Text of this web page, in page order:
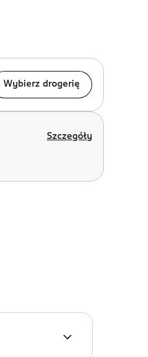
Wybierz drogerię
Szczegóły